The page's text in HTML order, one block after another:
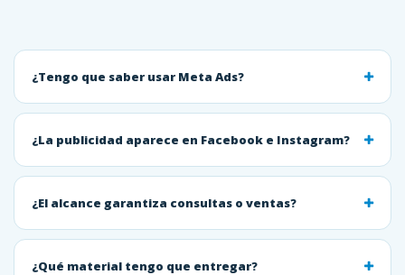
¿Tengo que saber usar Meta Ads?
¿La publicidad aparece en Facebook e Instagram?
¿El alcance garantiza consultas o ventas?
¿Qué material tengo que entregar?